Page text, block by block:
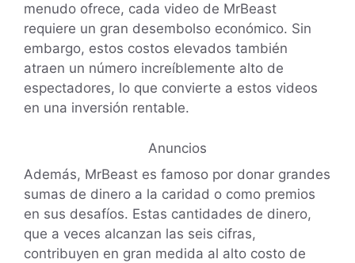
menudo ofrece, cada video de MrBeast
requiere un gran desembolso económico. Sin
embargo, estos costos elevados también
atraen un número increíblemente alto de
espectadores, lo que convierte a estos videos
en una inversión rentable.
Anuncios
Además, MrBeast es famoso por donar grandes
sumas de dinero a la caridad o como premios
en sus desafíos. Estas cantidades de dinero,
que a veces alcanzan las seis cifras,
contribuyen en gran medida al alto costo de